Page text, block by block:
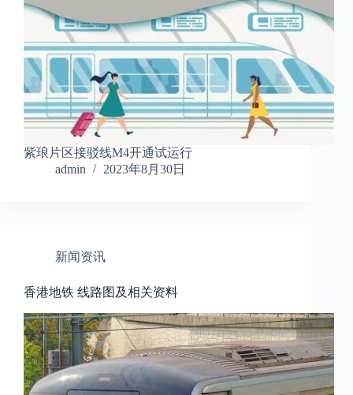
紫琅片区接驳线M4开通试运行
admin
2023年8月30日
新闻资讯
香港地铁 线路图及相关资料